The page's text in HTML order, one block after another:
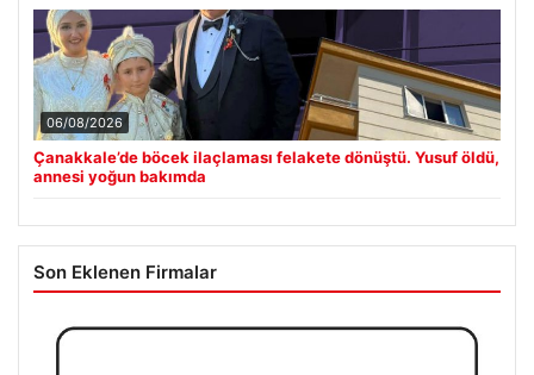
06/08/2026
Çanakkale’de böcek ilaçlaması felakete dönüştü. Yusuf öldü,
annesi yoğun bakımda
Son Eklenen Firmalar